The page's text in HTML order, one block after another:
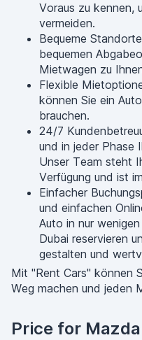
Voraus zu kennen,
vermeiden.
Bequeme
bequemen
Mietwagen zu
Flexible
können Sie ein
brauchen.
24/7
und in jeder Phase
Unser Team steht
Verfügung und ist
Einfacher
und einfachen
Auto in nur
Dubai reservieren
gestalten und
Mit "Rent Cars" können
Weg machen und jeden
Price for